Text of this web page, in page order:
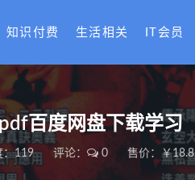
知识付费 生活相关 IT会员
百度网盘下载学习
：119 评论： 0 售价：￥18.8